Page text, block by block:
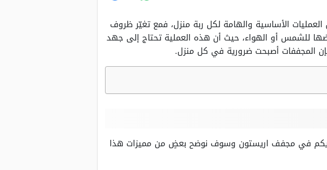
الأساسية والهامة لكل ربة منزل، فمع تغيّر ظروف
للشمس أو الهواء، حيث أن هذه العملية تحتاج إلى جهد
المجففات أصبحت ضرورية في كل منزل.
في مجفف اريستون وسوف نوضح بعضٍ من مميزات هذا